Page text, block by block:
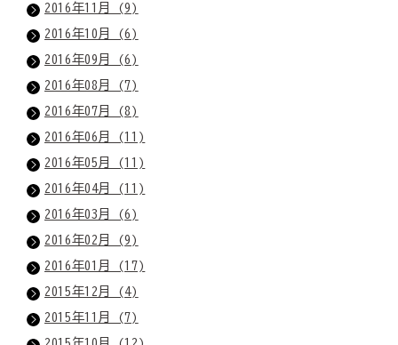
2016年11月 (9)
2016年10月 (6)
2016年09月 (6)
2016年08月 (7)
2016年07月 (8)
2016年06月 (11)
2016年05月 (11)
2016年04月 (11)
2016年03月 (6)
2016年02月 (9)
2016年01月 (17)
2015年12月 (4)
2015年11月 (7)